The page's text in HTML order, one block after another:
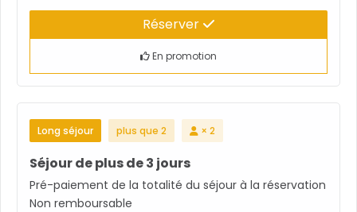
Réserver
En promotion
Long séjour plus que 2 × 2
Séjour de plus de 3 jours
Pré-paiement de la totalité du séjour à la réservation
Non remboursable